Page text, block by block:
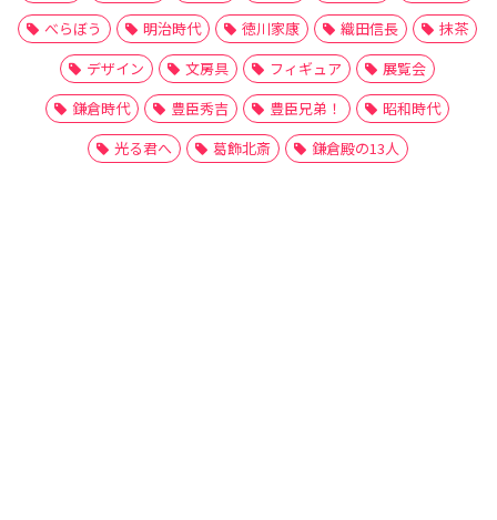
べらぼう
明治時代 徳川家康 織田信長
抹茶
デザイン
文房具 フィギュア
展覧会
鎌倉時代
豊臣秀吉 豊臣兄弟！
昭和時代
光る君へ
葛飾北斎 鎌倉殿の13人